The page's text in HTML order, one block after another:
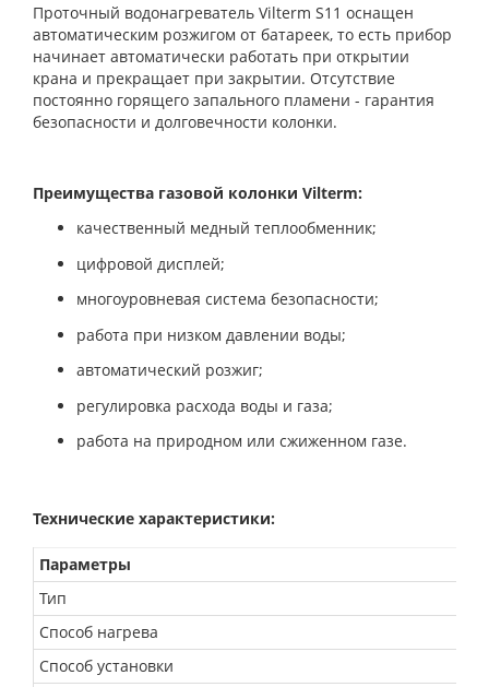
Проточный водонагреватель Vilterm S11 оснащен
автоматическим розжигом от батареек, то есть прибор
начинает автоматически работать при открытии
крана и прекращает при закрытии. Отсутствие
постоянно горящего запального пламени - гарантия
безопасности и долговечности колонки.
Преимущества газовой колонки Vilterm:
качественный медный теплообменник;
цифровой дисплей;
многоуровневая система безопасности;
работа при низком давлении воды;
автоматический розжиг;
регулировка расхода воды и газа;
работа на природном или сжиженном газе.
Технические характеристики:
Параметры
Тип
Способ нагрева
Способ установки